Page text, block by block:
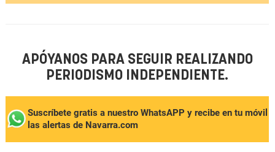
APÓYANOS PARA SEGUIR REALIZANDO
PERIODISMO INDEPENDIENTE.
Suscríbete gratis a nuestro WhatsAPP y recibe en tu móvil
las alertas de Navarra.com